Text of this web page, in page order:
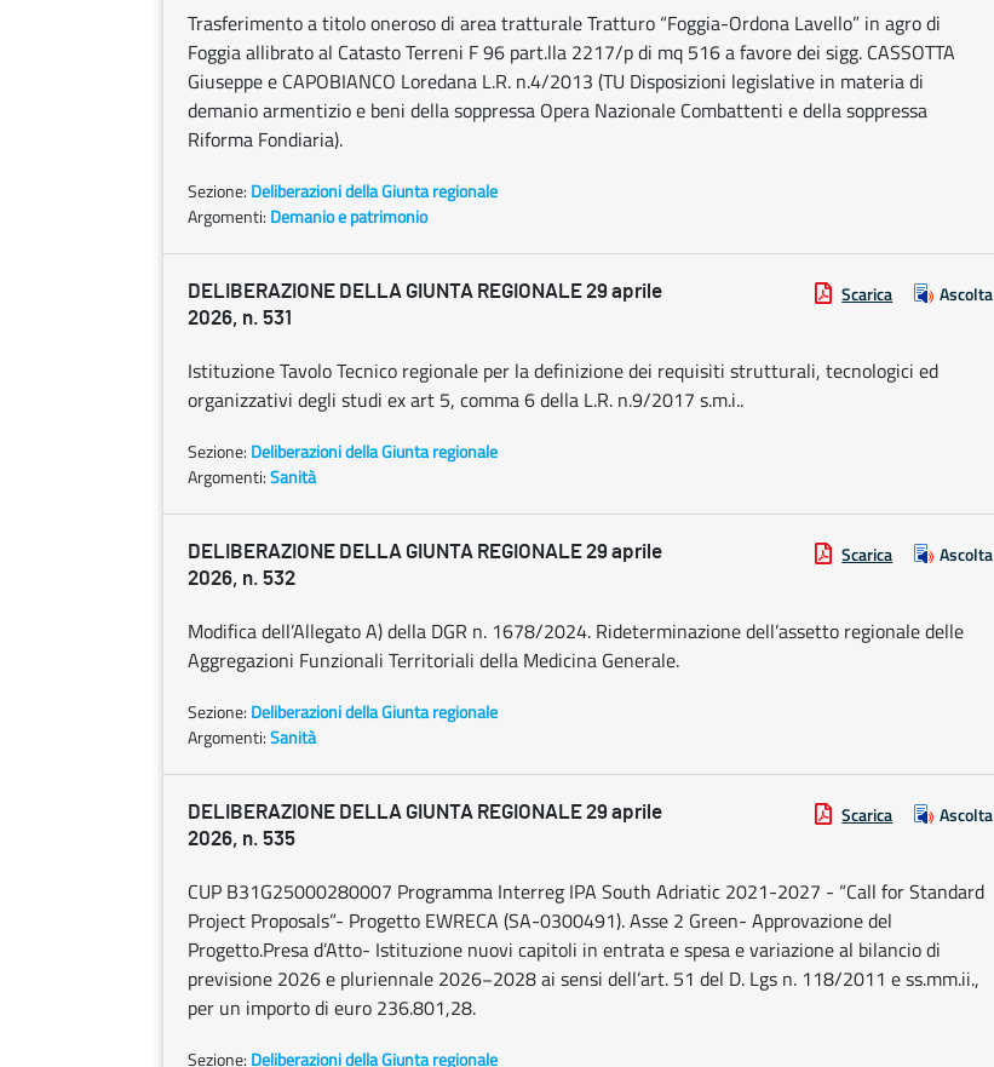
Trasferimento a titolo oneroso di area tratturale Tratturo “Foggia-Ordona Lavello” in agro di
Foggia allibrato al Catasto Terreni F 96 part.lla 2217/p di mq 516 a favore dei sigg. CASSOTTA
Giuseppe e CAPOBIANCO Loredana L.R. n.4/2013 (TU Disposizioni legislative in materia di
demanio armentizio e beni della soppressa Opera Nazionale Combattenti e della soppressa
Riforma Fondiaria).
Sezione: Deliberazioni della Giunta regionale
Argomenti: Demanio e patrimonio
DELIBERAZIONE DELLA GIUNTA REGIONALE 29 aprile
2026, n. 531
Scarica Ascolta
Istituzione Tavolo Tecnico regionale per la definizione dei requisiti strutturali, tecnologici ed
organizzativi degli studi ex art 5, comma 6 della L.R. n.9/2017 s.m.i..
Sezione: Deliberazioni della Giunta regionale
Argomenti:Sanità
DELIBERAZIONE DELLA GIUNTA REGIONALE 29 aprile
2026, n. 532
Scarica Ascolta
Modifica dell’Allegato A) della DGR n. 1678/2024. Rideterminazione dell’assetto regionale delle
Aggregazioni Funzionali Territoriali della Medicina Generale.
Sezione: Deliberazioni della Giunta regionale
Argomenti:Sanità
DELIBERAZIONE DELLA GIUNTA REGIONALE 29 aprile
2026, n. 535
Scarica Ascolta
CUP B31G25000280007 Programma Interreg IPA South Adriatic 2021-2027 - “Call for Standard
Project Proposals”- Progetto EWRECA (SA-0300491). Asse 2 Green- Approvazione del
Progetto.Presa d’Atto- Istituzione nuovi capitoli in entrata e spesa e variazione al bilancio di
previsione 2026 e pluriennale 2026−2028 ai sensi dell’art. 51 del D. Lgs n. 118/2011 e ss.mm.ii.,
per un importo di euro 236.801,28.
Sezione: Deliberazioni della Giunta regionale